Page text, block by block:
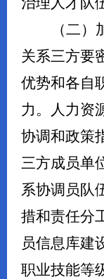
（二）
关系三方要
优势和各自
力。人力资
协调和政策
三方成员单
系协调员队
措和责任分
员信息库建
职业技能等